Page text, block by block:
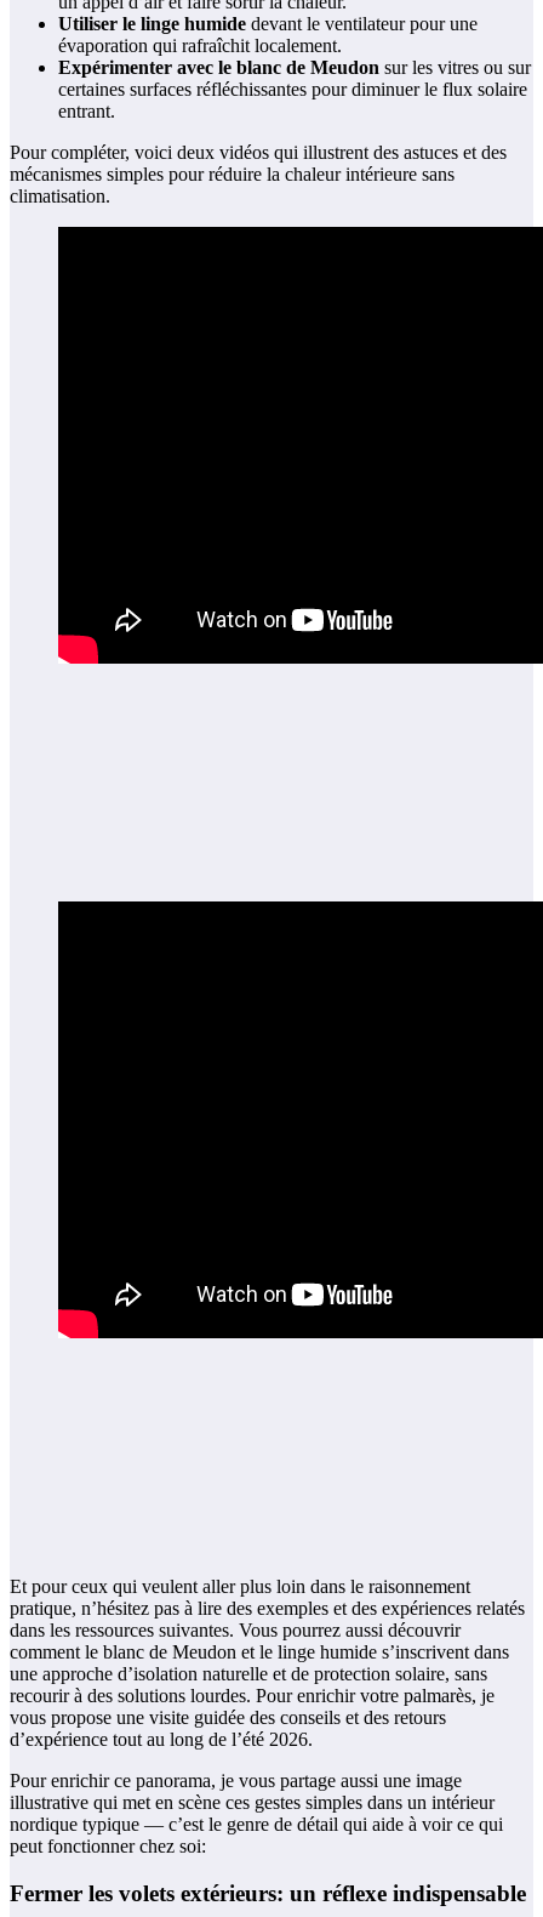
Utiliser le linge humide devant le ventilateur pour une
évaporation qui rafraîchit localement.
Expérimenter avec le blanc de Meudon sur les vitres ou sur
certaines surfaces réfléchissantes pour diminuer le flux solaire
entrant.
Pour compléter, voici deux vidéos qui illustrent des astuces et des
mécanismes simples pour réduire la chaleur intérieure sans
climatisation.
Et pour ceux qui veulent aller plus loin dans le raisonnement
pratique, n’hésitez pas à lire des exemples et des expériences relatés
dans les ressources suivantes. Vous pourrez aussi découvrir
comment le blanc de Meudon et le linge humide s’inscrivent dans
une approche d’isolation naturelle et de protection solaire, sans
recourir à des solutions lourdes. Pour enrichir votre palmarès, je
vous propose une visite guidée des conseils et des retours
d’expérience tout au long de l’été 2026.
Pour enrichir ce panorama, je vous partage aussi une image
illustrative qui met en scène ces gestes simples dans un intérieur
nordique typique — c’est le genre de détail qui aide à voir ce qui
peut fonctionner chez soi:
Fermer les volets extérieurs: un réflexe indispensable